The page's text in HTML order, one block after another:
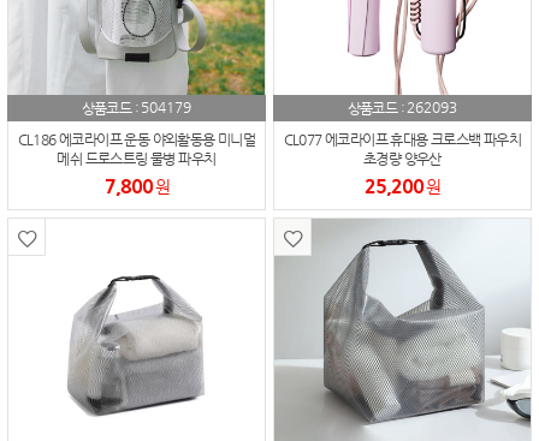
상품코드 : 504179
CL186 에코라이프 운동 야외활동용 미니멀
메쉬 드로스트링 물병 파우치
7,800원
상품코드 :262093
CL077 에코라이프 휴대용 크로스백 파우치
초경량 양우산
25,200원